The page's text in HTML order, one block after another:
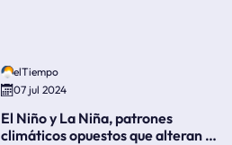
elTiempo
07 jul 2024
El Niño y La Niña, patrones
climáticos opuestos que alteran la